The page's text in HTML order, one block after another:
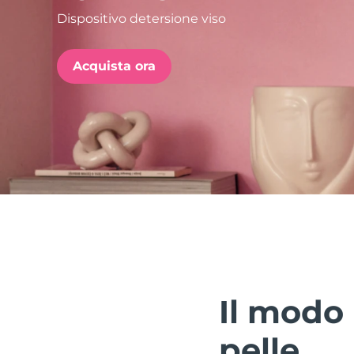
Dispositivo detersione viso
Acquista ora
Il
issa™ Teeth Whitening Set
FAQ™ Dual LED Panel
POPOLARE